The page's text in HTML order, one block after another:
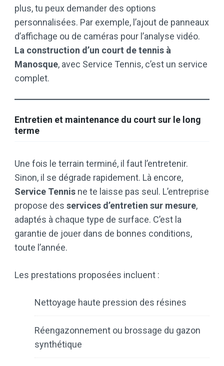
plus, tu peux demander des options
personnalisées. Par exemple, l’ajout de panneaux
d’affichage ou de caméras pour l’analyse vidéo.
La construction d’un court de tennis à
Manosque, avec Service Tennis, c’est un service
complet.
Entretien et maintenance du court sur le long
terme
Une fois le terrain terminé, il faut l’entretenir.
Sinon, il se dégrade rapidement. Là encore,
Service Tennis ne te laisse pas seul. L’entreprise
propose des services d’entretien sur mesure,
adaptés à chaque type de surface. C’est la
garantie de jouer dans de bonnes conditions,
toute l’année.
Les prestations proposées incluent :
Nettoyage haute pression des résines
Réengazonnement ou brossage du gazon
synthétique